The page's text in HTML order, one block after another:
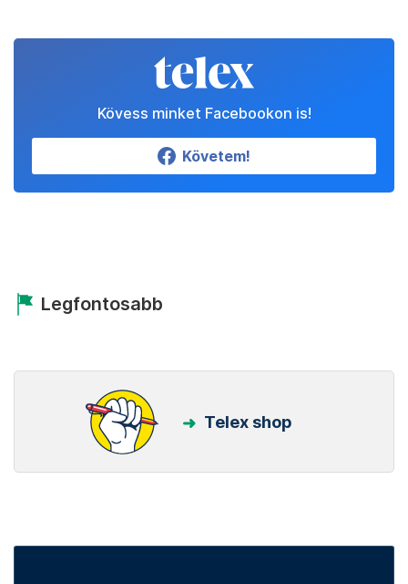
Kövess minket Facebookon is!
Követem!
Legfontosabb
Telex shop